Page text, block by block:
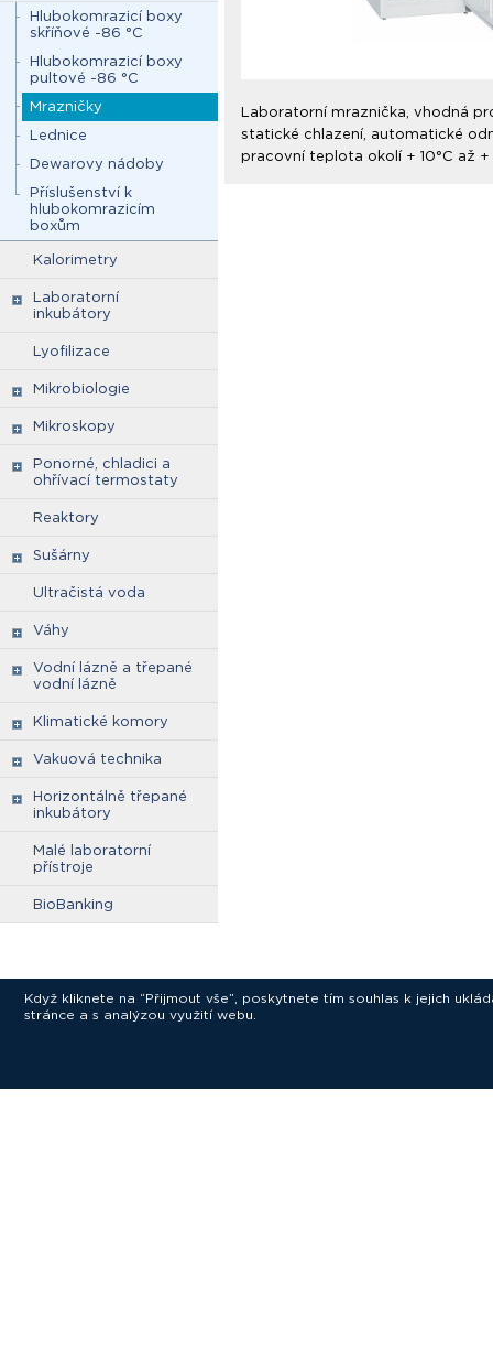
Hlubokomrazicí boxy
skříňové -86 °C
Hlubokomrazicí boxy
pultové -86 °C
Mrazničky
Lednice
Dewarovy nádoby
Příslušenství k
hlubokomrazicím
boxům
Kalorimetry
Laboratorní
inkubátory
Lyofilizace
Mikrobiologie
Mikroskopy
Ponorné, chladici a
ohřívací termostaty
Reaktory
Sušárny
Ultračistá voda
Váhy
Vodní lázně a třepané
vodní lázně
Klimatické komory
Vakuová technika
Horizontálně třepané
inkubátory
Malé laboratorní
přístroje
BioBanking
Laboratorní mraznička, vhodná
statické chlazení, automatické
pracovní teplota okolí + 10°C až +
Když kliknete na “Přijmout vše”, poskytnete tím souhlas k jejich
stránce a s analýzou využití webu.